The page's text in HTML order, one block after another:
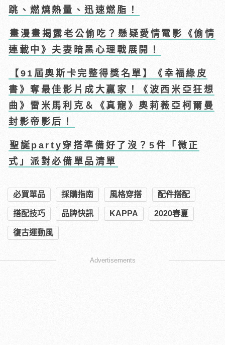
跳、燃燒熱量、迅速燃脂！
畫漫畫揭露老公偷吃？懸疑愛情電影《偷情
連載中》夫妻暗黑心理戰展開！
【91屆奧斯卡完整得獎名單】《幸福綠皮
書》奪最佳影片成大贏家！《波西米亞狂想
曲》雷米馬利克＆《真寵》奧莉薇亞柯爾曼
封影帝影后！
聖誕party穿搭準備好了沒？5件「微正
式」派對必備單品清單
必買單品 採購指南 風格穿搭 配件搭配
搭配技巧 品牌快訊 KAPPA 2020春夏
復古運動風
Advertisements